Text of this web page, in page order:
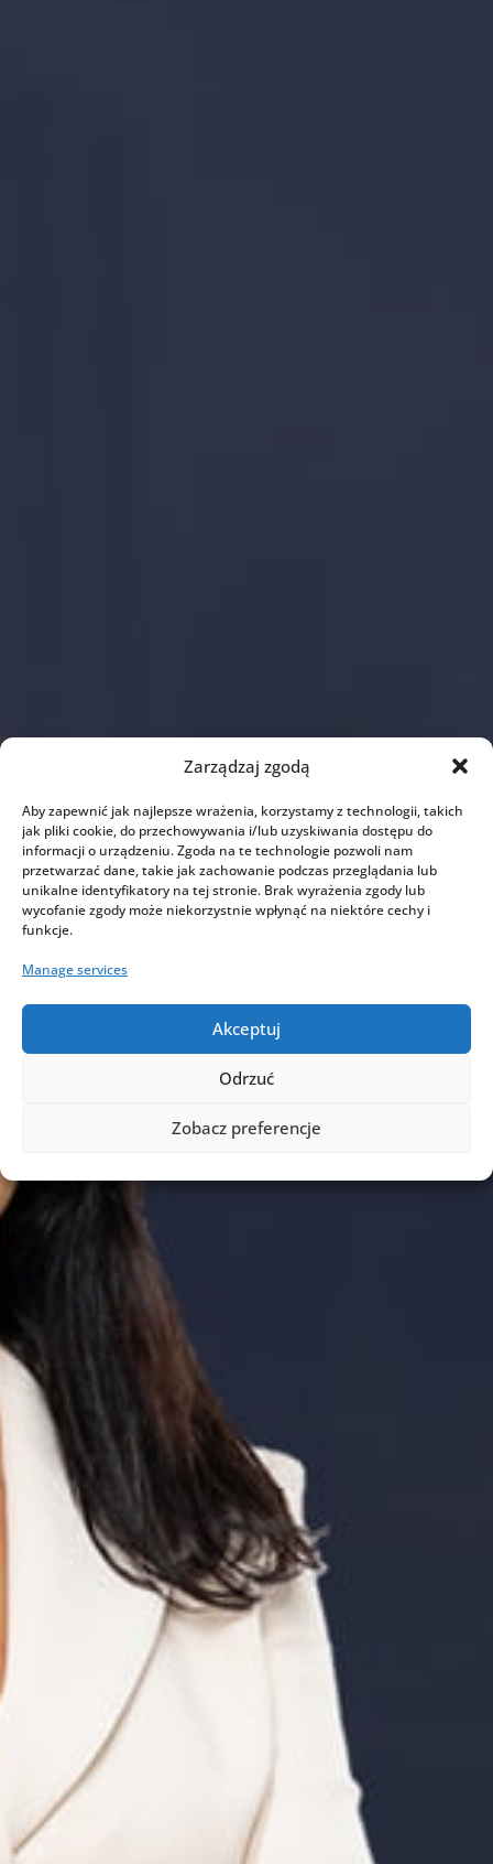
Zarządzaj zgodą
Aby zapewnić jak najlepsze wrażenia, korzystamy z technologii, takich
jak pliki cookie, do przechowywania i/lub uzyskiwania dostępu do
informacji o urządzeniu. Zgoda na te technologie pozwoli nam
przetwarzać dane, takie jak zachowanie podczas przeglądania lub
unikalne identyfikatory na tej stronie. Brak wyrażenia zgody lub
wycofanie zgody może niekorzystnie wpłynąć na niektóre cechy i
funkcje.
Manage services
Akceptuj
Odrzuć
Zobacz preferencje